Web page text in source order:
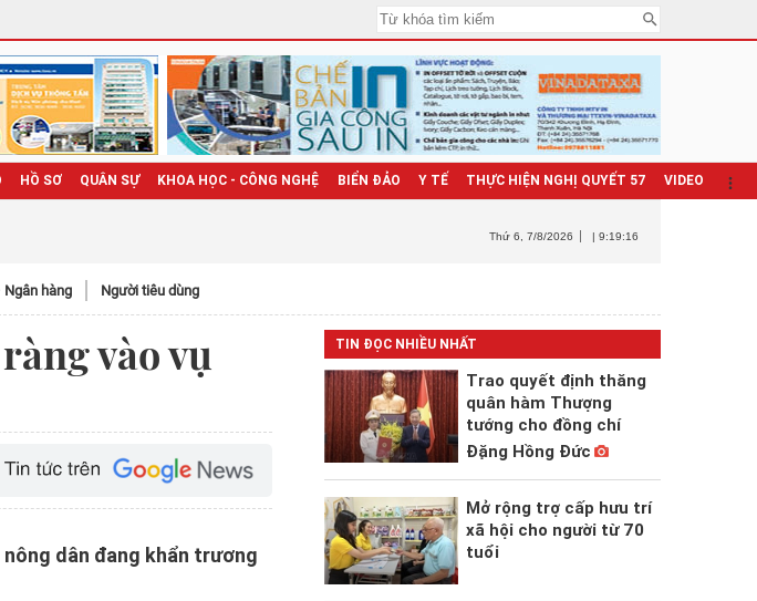
HỒ SƠ QUÂN SỰ KHOA HỌC - CÔNG NGHỆ BIỂN ĐẢO Y TẾ THỰC HIỆN NGHỊ QUYẾT 57 VIDEO
Thứ 6 , 7/8/2026 | 9:19:18
hàng Người tiêu dùng
vào vụ
dân đang khẩn trương
TIN ĐỌC NHIỀU NHẤT
Trao quyết định thăng
quân hàm Thượng
tướng cho đồng chí
Đặng Hồng Đức
Mở rộng trợ cấp hưu trí
xã hội cho người từ 70
tuổi